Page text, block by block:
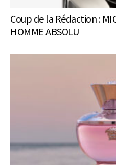
Coup de la Rédaction :
HOMME ABSOLU